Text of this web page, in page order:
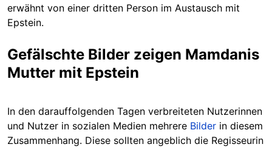
erwähnt von einer dritten Person im Austausch mit
Epstein.
Gefälschte Bilder zeigen Mamdanis
Mutter mit Epstein
In den darauffolgenden Tagen verbreiteten Nutzerinnen
und Nutzer in sozialen Medien mehrere Bilder in diesem
Zusammenhang. Diese sollten angeblich die Regisseurin